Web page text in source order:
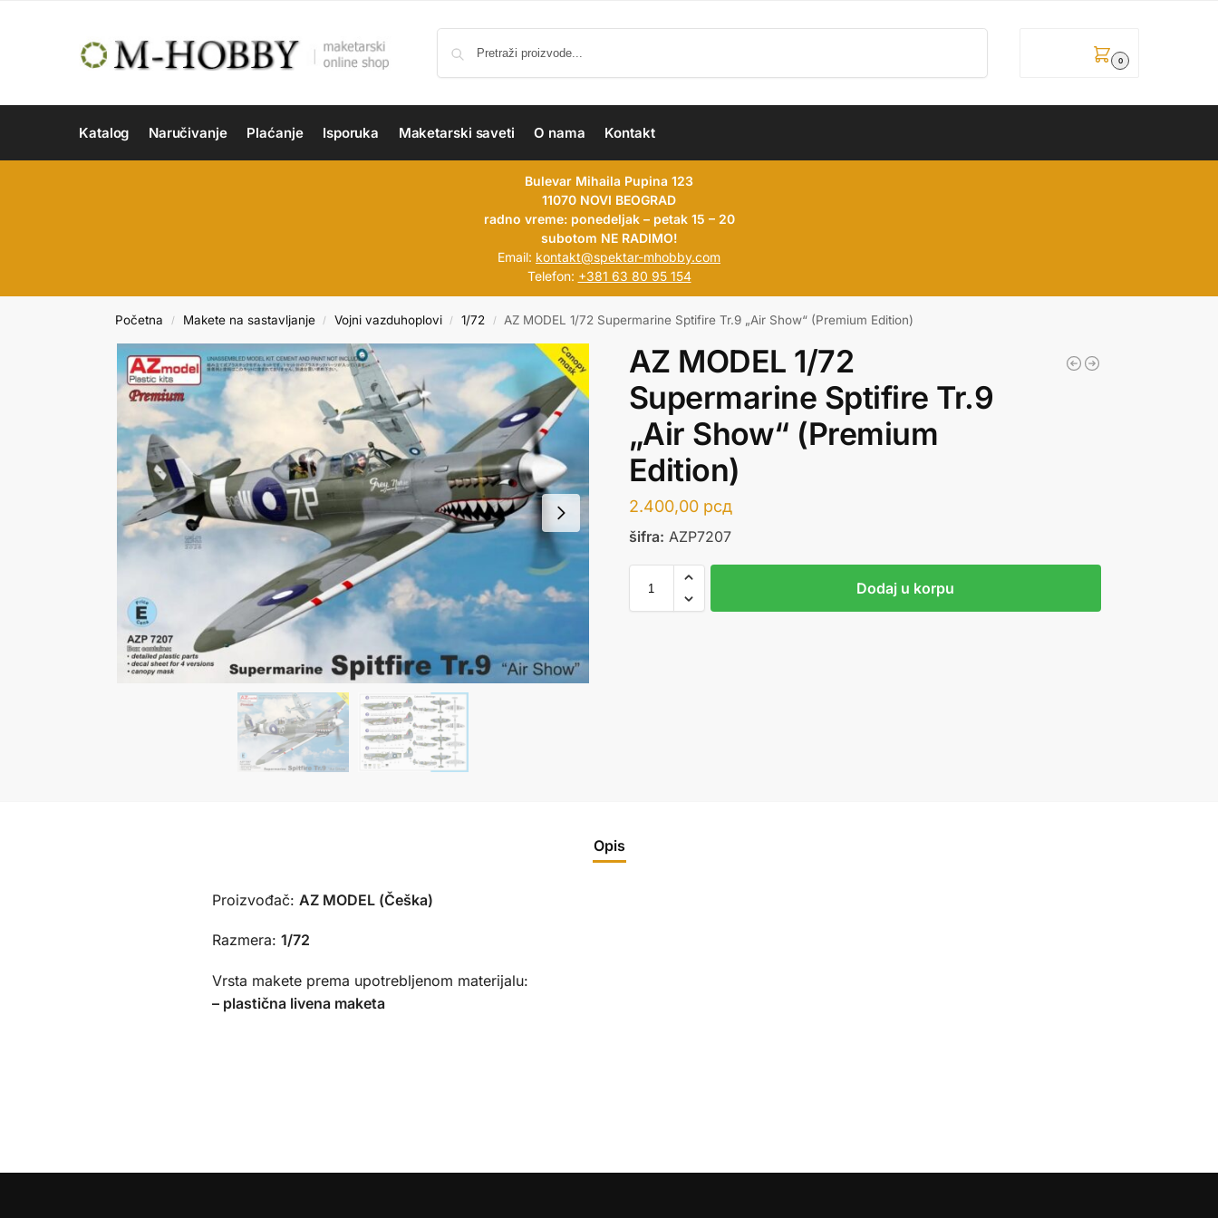
0
Katalog Naručivanje Plaćanje Isporuka Maketarski saveti O nama Kontakt
Bulevar Mihaila Pupina 123
11070 NOVI BEOGRAD
radno vreme: ponedeljak – petak 15 – 20
subotom NE RADIMO!
Email: kontakt@spektar-mhobby.com
Telefon: +381 63 80 95 154
Početna / Makete na sastavljanje / Vojni vazduhoplovi / 1/72 / AZ MODEL 1/72 Supermarine Sptifire Tr.9 „Air Show“ (Premium Edition)
AZ MODEL 1/72
Supermarine Sptifire Tr.9
„Air Show“ (Premium
Edition)
2.400,00 рсд
šifra: AZP7207
Dodaj u korpu
Opis
Proizvođač: AZ MODEL (Češka)
Razmera: 1/72
Vrsta makete prema upotrebljenom materijalu:
– plastična livena maketa